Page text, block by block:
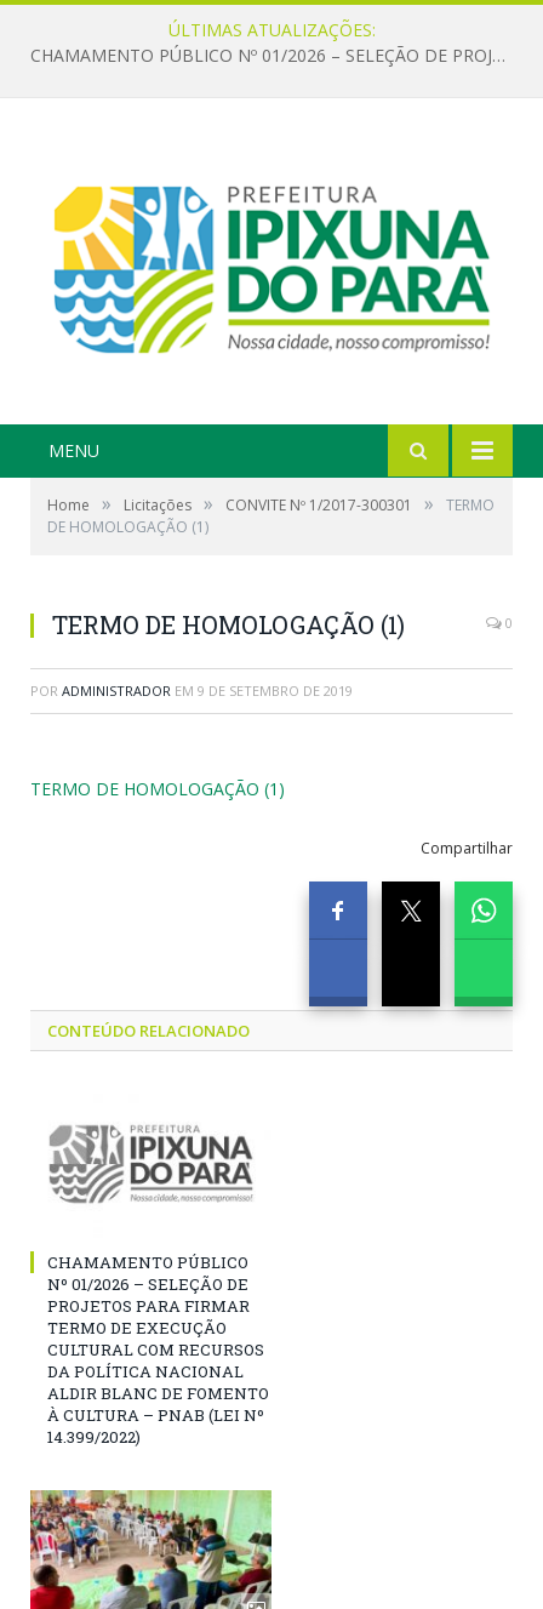
ÚLTIMAS ATUALIZAÇÕES:
CHAMAMENTO PÚBLICO Nº 01/2026 – SELEÇÃO DE PROJETOS PARA FIRMAR TERMO DE EXECUÇÃO CULTURAL COM RECURSOS DA POLÍTICA NACIONAL ALDIR BLANC DE FOMENTO À CULTURA – PNAB (LEI Nº 14.399/2022)
MENU
Home » Licitações » CONVITE Nº 1/2017-300301 »
TERMO
DE HOMOLOGAÇÃO (1)
TERMO DE HOMOLOGAÇÃO (1) 0
POR ADMINISTRADOR EM 9 DE SETEMBRO DE 2019
TERMO DE HOMOLOGAÇÃO (1)
Compartilhar
CONTEÚDO RELACIONADO
CHAMAMENTO PÚBLICO
Nº 01/2026 – SELEÇÃO DE
PROJETOS PARA FIRMAR
TERMO DE EXECUÇÃO
CULTURAL COM RECURSOS
DA POLÍTICA NACIONAL
ALDIR BLANC DE FOMENTO
À CULTURA – PNAB (LEI Nº
14.399/2022)